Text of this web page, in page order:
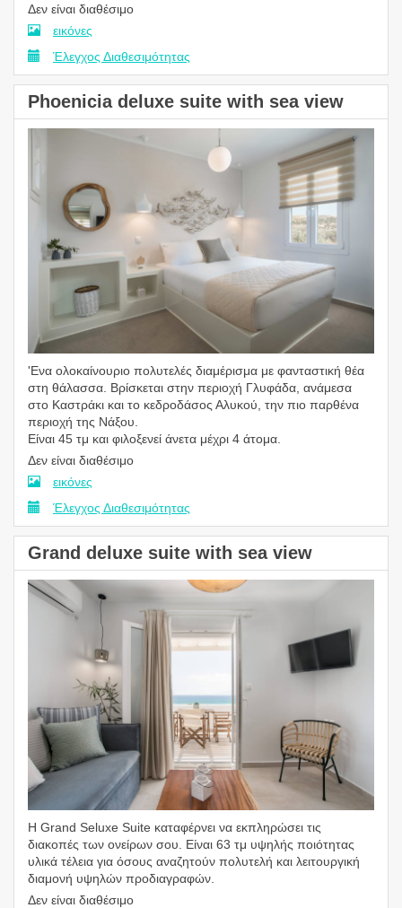
Δεν είναι διαθέσιμο
εικόνες
Έλεγχος Διαθεσιμότητας
Phoenicia deluxe suite with sea view
'Ενα ολοκαίνουριο πολυτελές διαμέρισμα με φανταστική θέα
στη θάλασσα. Βρίσκεται στην περιοχή Γλυφάδα, ανάμεσα
στο Καστράκι και το κεδροδάσος Αλυκού, την πιο παρθένα
περιοχή της Νάξου.
Είναι 45 τμ και φιλοξενεί άνετα μέχρι 4 άτομα.
Δεν είναι διαθέσιμο
εικόνες
Έλεγχος Διαθεσιμότητας
Grand deluxe suite with sea view
Η Grand Seluxe Suite καταφέρνει να εκπληρώσει τις
διακοπές των ονείρων σου. Είναι 63 τμ υψηλής ποιότητας
υλικά τέλεια για όσους αναζητούν πολυτελή και λειτουργική
διαμονή υψηλών προδιαγραφών.
Δεν είναι διαθέσιμο